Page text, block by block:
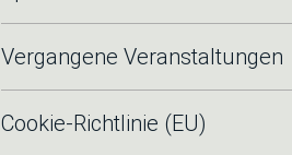
Vergangene Veranstaltungen
Cookie-Richtlinie (EU)